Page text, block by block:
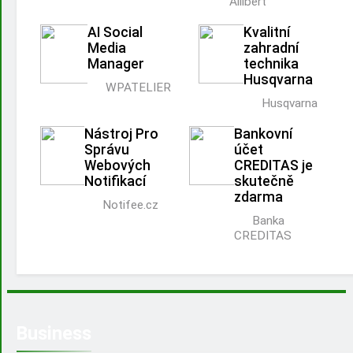
AI Social
Media
Manager
WPATELIER
Kvalitní
zahradní
technika
Husqvarna
Husqvarna
Nástroj Pro
Správu
Webových
Notifikací
Notifee.cz
Bankovní
účet
CREDITAS je
skutečně
zdarma
Banka
CREDITAS